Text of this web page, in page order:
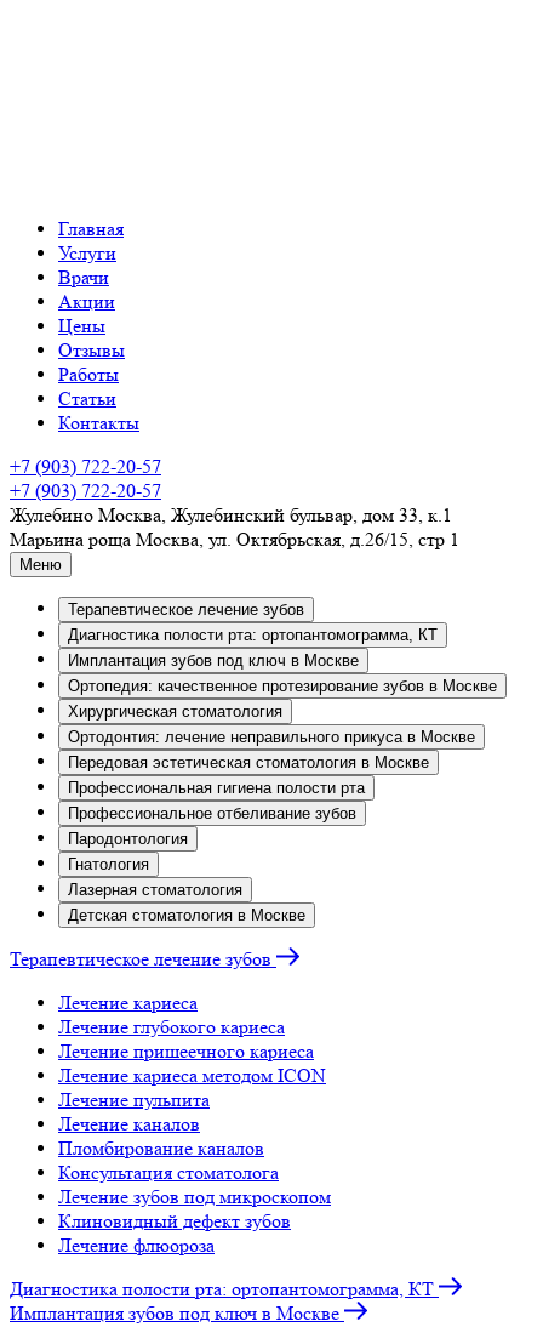
Главная
Услуги
Врачи
Акции
Цены
Отзывы
Работы
Статьи
Контакты
+7 (903) 722-20-57
+7 (903) 722-20-57
Жулебино Москва, Жулебинский бульвар, дом 33, к.1
Марьина роща Москва, ул. Октябрьская, д.26/15, стр 1
Меню
Терапевтическое лечение зубов
Диагностика полости рта: ортопантомограмма, КТ
Имплантация зубов под ключ в Москве
Ортопедия: качественное протезирование зубов в Москве
Хирургическая стоматология
Ортодонтия: лечение неправильного прикуса в Москве
Передовая эстетическая стоматология в Москве
Профессиональная гигиена полости рта
Профессиональное отбеливание зубов
Пародонтология
Гнатология
Лазерная стоматология
Детская стоматология в Москве
Терапевтическое лечение зубов
Лечение кариеса
Лечение глубокого кариеса
Лечение пришеечного кариеса
Лечение кариеса методом ICON
Лечение пульпита
Лечение каналов
Пломбирование каналов
Консультация стоматолога
Лечение зубов под микроскопом
Клиновидный дефект зубов
Лечение флюороза
Диагностика полости рта: ортопантомограмма, КТ
Имплантация зубов под ключ в Москве